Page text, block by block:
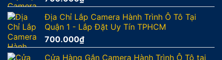
Địa Chỉ Lắp Camera Hành Trình Ô Tô Tại
Quận 1 - Lắp Đặt Uy Tín TPHCM
700.000₫
Cửa Hàng Gắn Camera Hành Trình Ô Tô tại